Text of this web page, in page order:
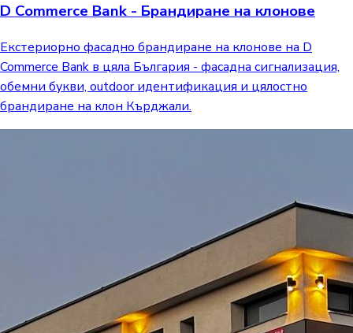
D Commerce Bank - Брандиране на клонове
Екстериорно фасадно брандиране на клонове на D
Commerce Bank в цяла България - фасадна сигнализация,
обемни букви, outdoor идентификация и цялостно
брандиране на клон Кърджали.